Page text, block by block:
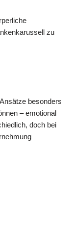
zu
besonders
– emotional
doch bei